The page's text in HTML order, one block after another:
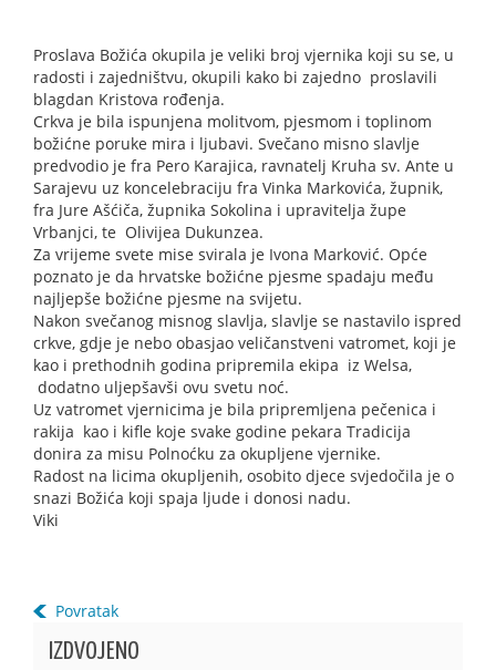
Proslava Božića okupila je veliki broj vjernika koji su se, u
radosti i zajedništvu, okupili kako bi zajedno proslavili
blagdan Kristova rođenja.
Crkva je bila ispunjena molitvom, pjesmom i toplinom
božićne poruke mira i ljubavi. Svečano misno slavlje
predvodio je fra Pero Karajica, ravnatelj Kruha sv. Ante u
Sarajevu uz koncelebraciju fra Vinka Markovića, župnik,
fra Jure Ašćiča, župnika Sokolina i upravitelja župe
Vrbanjci, te Olivijea Dukunzea.
Za vrijeme svete mise svirala je Ivona Marković. Opće
poznato je da hrvatske božićne pjesme spadaju među
najljepše božićne pjesme na svijetu.
Nakon svečanog misnog slavlja, slavlje se nastavilo ispred
crkve, gdje je nebo obasjao veličanstveni vatromet, koji je
kao i prethodnih godina pripremila ekipa iz Welsa,
dodatno uljepšavši ovu svetu noć.
Uz vatromet vjernicima je bila pripremljena pečenica i
rakija kao i kifle koje svake godine pekara Tradicija
donira za misu Polnoćku za okupljene vjernike.
Radost na licima okupljenih, osobito djece svjedočila je o
snazi Božića koji spaja ljude i donosi nadu.
Viki
Povratak
IZDVOJENO